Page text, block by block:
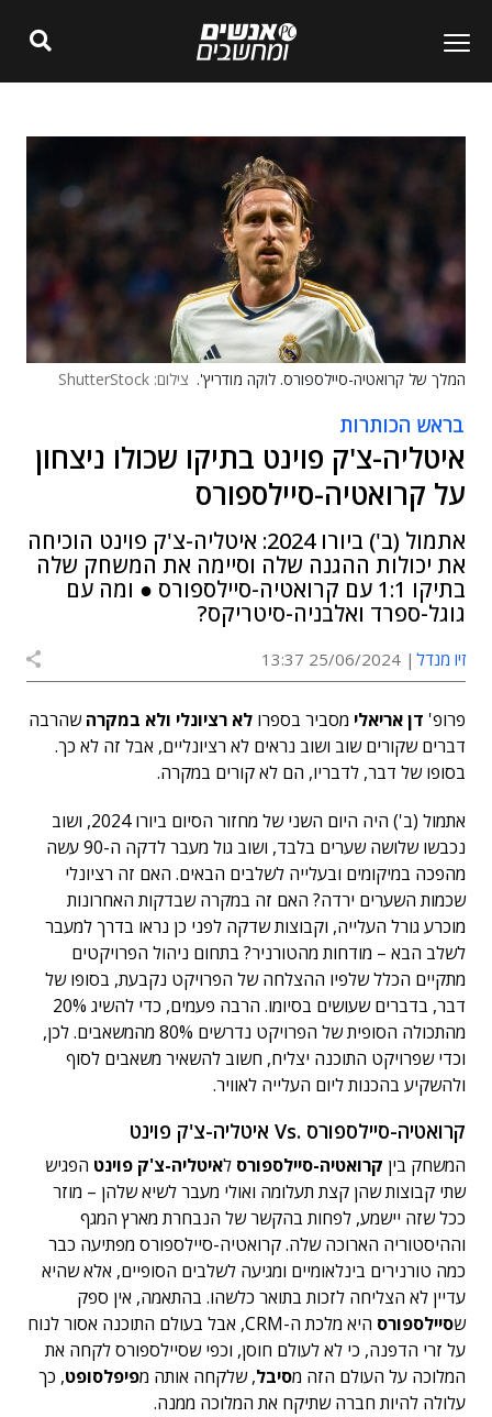
המלך של קרואטיה-סיילספורס. לוקה מודריץ'. צילום: ShutterStock
בראש הכותרות
איטליה-צ'ק פוינט בתיקו שכולו ניצחון
על קרואטיה-סיילספורס
אתמול (ב') ביורו 2024: איטליה-צ'ק פוינט הוכיחה
את יכולות ההגנה שלה וסיימה את המשחק שלה
בתיקו 1:1 עם קרואטיה-סיילספורס ● ומה עם
גוגל-ספרד ואלבניה-סיטריקס?
זיו מנדל 25/06/2024 13:37
פרופ' דן אריאלי מסביר בספרו לא רציונלי ולא במקרהשהרבה
דברים שקורים שוב ושוב נראים לא רציונליים, אבל זה לא כך.
בסופו של דבר, לדבריו, הם לא קורים במקרה.
אתמול (ב') היה היום השני של מחזור הסיום ביורו 2024, ושוב
נכבשו שלושה שערים בלבד, ושוב גול מעבר לדקה ה-90 עשה
מהפכה במיקומים ובעלייה לשלבים הבאים. האם זה רציונלי
שכמות השערים ירדה? האם זה במקרה שבדקות האחרונות
מוכרע גורל העלייה, וקבוצות שדקה לפני כן נראו בדרך למעבר
לשלב הבא – מודחות מהטורניר? בתחום ניהול הפרויקטים
מתקיים הכלל שלפיו ההצלחה של הפרויקט נקבעת, בסופו של
דבר, בדברים שעושים בסיומו. הרבה פעמים, כדי להשיג 20%
מהתכולה הסופית של הפרויקט נדרשים 80% מהמשאבים. לכן,
וכדי שפרויקט התוכנה יצליח, חשוב להשאיר משאבים לסוף
ולהשקיע בהכנות ליום העלייה לאוויר.
קרואטיה-סיילספורס .Vs איטליה-צ'ק פוינט
המשחק בין קרואטיה-סיילספורס לאיטליה-צ'ק פוינט הפגיש
שתי קבוצות שהן קצת תעלומה ואולי מעבר לשיא שלהן – מוזר
ככל שזה יישמע, לפחות בהקשר של הנבחרת מארץ המגף
וההיסטוריה הארוכה שלה. קרואטיה-סיילספורס מפתיעה כבר
כמה טורנירים בינלאומיים ומגיעה לשלבים הסופיים, אלא שהיא
עדיין לא הצליחה לזכות בתואר כלשהו. בהתאמה, אין ספק
שסיילספורס
היא מלכת ה-CRM, אבל בעולם התוכנה אסור לנוח
על זרי הדפנה, כי לא לעולם חוסן, וכפי שסיילספורס לקחה את
המלוכה על העולם הזה מסיבל, שלקחה אותה מפיפלסופט, כך
עלולה להיות חברה שתיקח את המלוכה ממנה.